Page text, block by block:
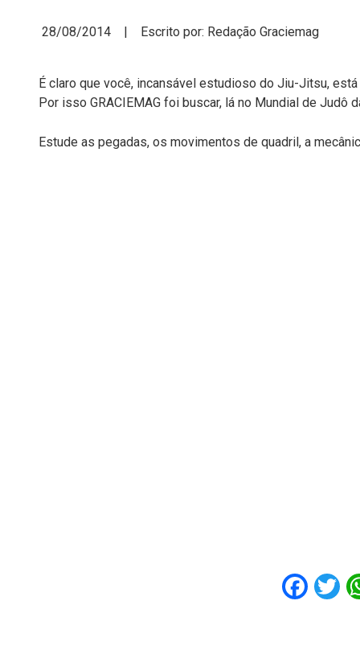
28/08/2014 | Escrito por: Redação Graciemag
É claro que você, incansável estudioso do Jiu-Jitsu,
Por isso GRACIEMAG foi buscar, lá no Mundial de Judô
Estude as pegadas, os movimentos de quadril, a